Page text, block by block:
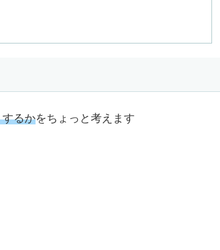
るかをちょっと考えます